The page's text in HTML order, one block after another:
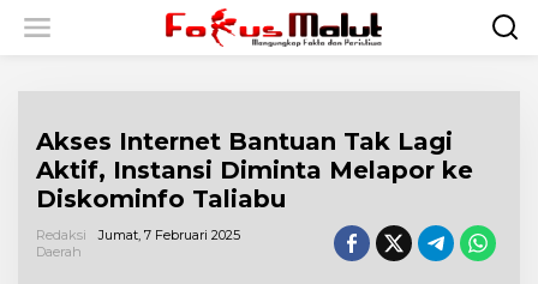
Akses Internet Bantuan Tak Lagi
Aktif, Instansi Diminta Melapor ke
Diskominfo Taliabu
Redaksi
Jumat, 7 Februari 2025
Daerah